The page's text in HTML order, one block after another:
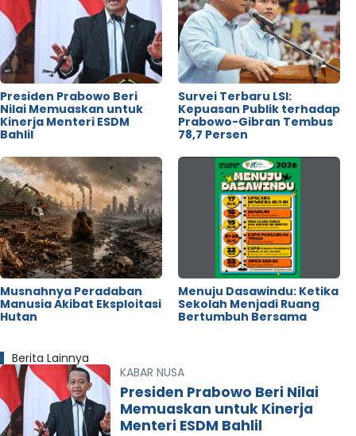
Presiden Prabowo Beri
Nilai Memuaskan untuk
Kinerja Menteri ESDM
Bahlil
Survei Terbaru LSI:
Kepuasan Publik terhadap
Prabowo-Gibran Tembus
78,7 Persen
Musnahnya Peradaban
Manusia Akibat Eksploitasi
Hutan
Menuju Dasawindu: Ketika
Sekolah Menjadi Ruang
Bertumbuh Bersama
Berita Lainnya
KABAR NUSA
Presiden Prabowo Beri Nilai
Memuaskan untuk Kinerja
Menteri ESDM Bahlil